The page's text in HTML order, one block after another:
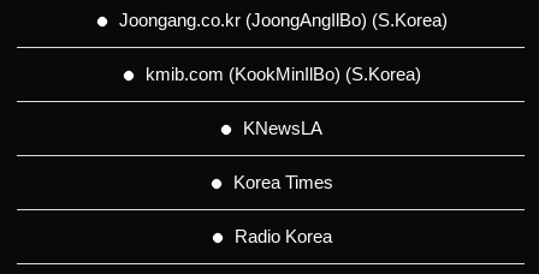
Joongang.co.kr (JoongAngIlBo) (S.Korea)
kmib.com (KookMinIlBo) (S.Korea)
KNewsLA
Korea Times
Radio Korea